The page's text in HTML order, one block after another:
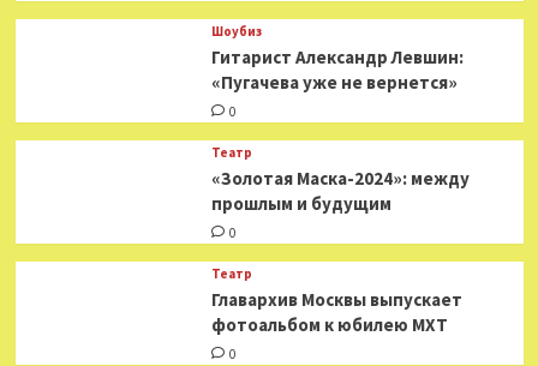
Шоубиз
Гитарист Александр Левшин:
«Пугачева уже не вернется»
0
Театр
«Золотая Маска-2024»: между
прошлым и будущим
0
Театр
​​Главархив Москвы выпускает
фотоальбом к юбилею МХТ
0